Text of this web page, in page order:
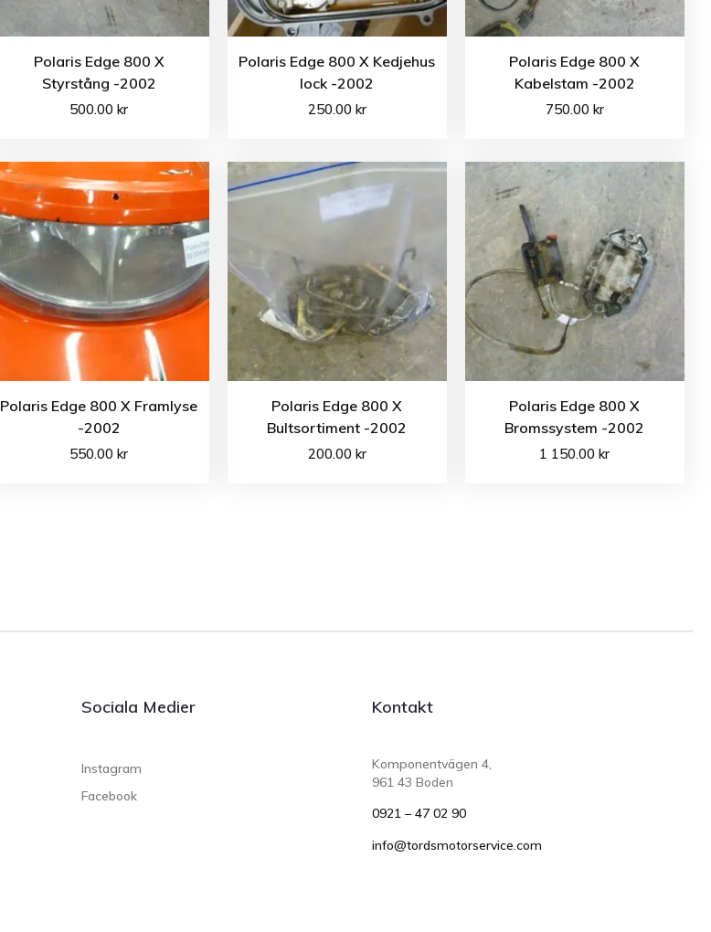
Polaris Edge 800 X
Styrstång -2002
500.00kr
Polaris Edge 800 X Kedjehus
lock -2002
250.00 kr
Polaris Edge 800 X
Kabelstam -2002
750.00 kr
Polaris Edge 800 X Framlyse
-2002
550.00kr
Polaris Edge 800 X
Bultsortiment -2002
200.00 kr
Polaris Edge 800 X
Bromssystem -2002
1 150.00kr
Sociala Medier
Instagram
Facebook
Kontakt
Komponentvägen 4,
961 43 Boden
0921 – 47 02 90
info@tordsmotorservice.com